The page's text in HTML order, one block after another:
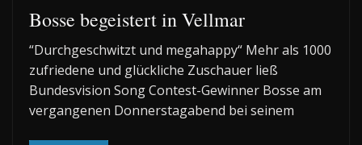
Bosse begeistert in Vellmar
“Durchgeschwitzt und megahappy“ Mehr als 1000
zufriedene und glückliche Zuschauer ließ
Bundesvision Song Contest-Gewinner Bosse am
vergangenen Donnerstagabend bei seinem